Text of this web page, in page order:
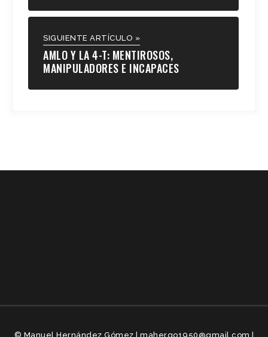
SIGUIENTE ARTÍCULO »
AMLO Y LA 4-T: MENTIROSOS,
MANIPULADORES E INCAPACES
© Manuel Hernández Gómez | mahergo1950@gmail.com |